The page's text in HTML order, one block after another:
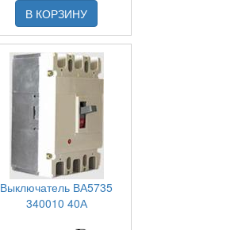
В КОРЗИНУ
Выключатель ВА5735
340010 40А